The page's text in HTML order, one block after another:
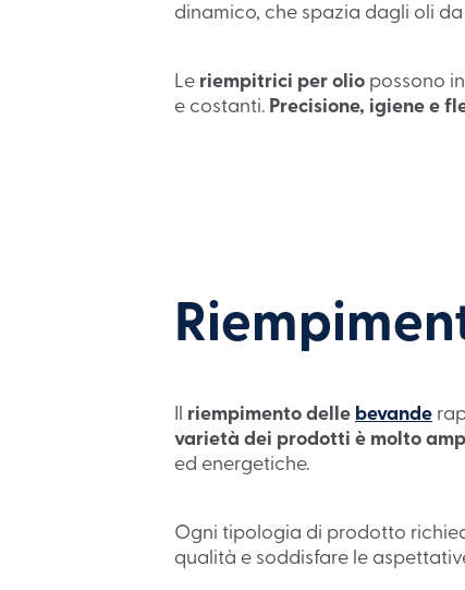
dinamico, che spazia dagli oli
Le riempitrici per olio possono
e costanti. Precisione, igiene e
Il riempimento delle bevande
varietà dei prodotti è molto
ed energetiche.
Ogni tipologia di prodotto
qualità e soddisfare le